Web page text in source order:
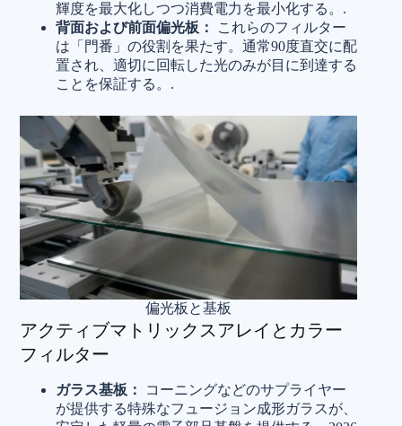
輝度を最大化しつつ消費電力を最小化する。.
背面および前面偏光板：
これらのフィルター
は「門番」の役割を果たす。通常90度直交に配
置され、適切に回転した光のみが目に到達する
ことを保証する。.
偏光板と基板
アクティブマトリックスアレイとカラー
フィルター
ガラス基板：
コーニングなどのサプライヤー
が提供する特殊なフュージョン成形ガラスが、